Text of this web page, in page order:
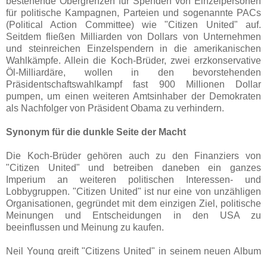
für politische Kampagnen, Parteien und sogenannte PACs
(Political Action Committee) wie "Citizen United" auf.
Seitdem fließen Milliarden von Dollars von Unternehmen
und steinreichen Einzelspendern in die amerikanischen
Wahlkämpfe. Allein die Koch-Brüder, zwei erzkonservative
Öl-Milliardäre, wollen in den bevorstehenden
Präsidentschaftswahlkampf fast 900 Millionen Dollar
pumpen, um einen weiteren Amtsinhaber der Demokraten
als Nachfolger von Präsident Obama zu verhindern.
Synonym für die dunkle Seite der Macht
Die Koch-Brüder gehören auch zu den Finanziers von
"Citizen United" und betreiben daneben ein ganzes
Imperium an weiteren politischen Interessen- und
Lobbygruppen. "Citizen United" ist nur eine von unzähligen
Organisationen, gegründet mit dem einzigen Ziel, politische
Meinungen und Entscheidungen in den USA zu
beeinflussen und Meinung zu kaufen.
Neil Young greift "Citizens United" in seinem neuen Album